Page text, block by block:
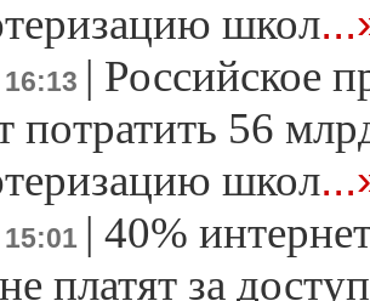
школ
| Российское
потратить 56
школ
| 40%
платят за доступ